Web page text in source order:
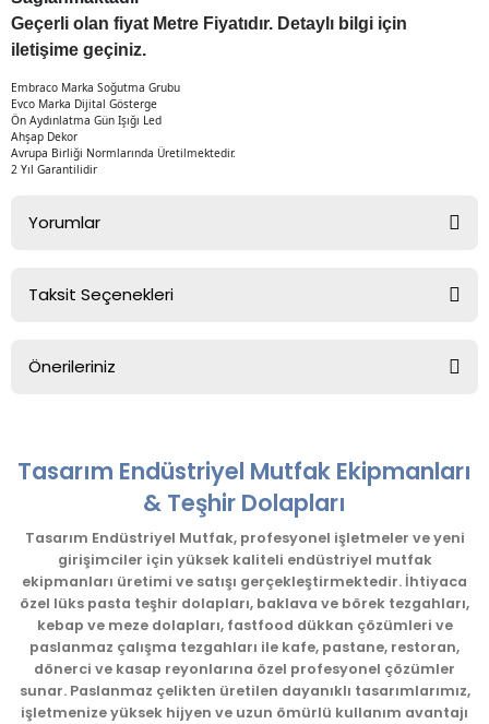
Geçerli olan fiyat Metre Fiyatıdır. Detaylı bilgi için
iletişime geçiniz.
Embraco Marka Soğutma Grubu
Evco Marka Dijital Gösterge
Ön Aydınlatma Gün Işığı Led
Ahşap Dekor
Avrupa Birliği Normlarında Üretilmektedir.
2 Yıl Garantilidir
Yorumlar
Taksit Seçenekleri
Önerileriniz
kullanarak tarafımıza iletebilirsiniz.
Görüş ve önerileriniz için teşekkür ederiz.
Ürün resmi kalitesiz, bozuk veya görüntülenemiyor.
Ürün açıklamasında eksik bilgiler bulunuyor.
Ürün bilgilerinde hatalar bulunuyor.
Ürün fiyatı diğer sitelerden daha pahalı.
Bu ürüne benzer farklı alternatifler olmalı.
Tasarım Endüstriyel Mutfak Ekipmanları
& Teşhir Dolapları
Tasarım Endüstriyel Mutfak, profesyonel işletmeler ve yeni
girişimciler için yüksek kaliteli endüstriyel mutfak
ekipmanları üretimi ve satışı gerçekleştirmektedir. İhtiyaca
özel lüks pasta teşhir dolapları, baklava ve börek tezgahları,
kebap ve meze dolapları, fastfood dükkan çözümleri ve
paslanmaz çalışma tezgahları ile kafe, pastane, restoran,
dönerci ve kasap reyonlarına özel profesyonel çözümler
sunar. Paslanmaz çelikten üretilen dayanıklı tasarımlarımız,
işletmenize yüksek hijyen ve uzun ömürlü kullanım avantajı